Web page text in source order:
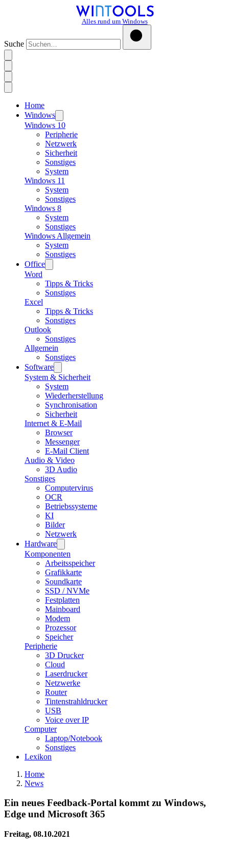
Alles rund um Windows
Suche
Home
Windows
Windows 10
Peripherie
Netzwerk
Sicherheit
Sonstiges
System
Windows 11
System
Sonstiges
Windows 8
System
Sonstiges
Windows Allgemein
System
Sonstiges
Office
Word
Tipps & Tricks
Sonstiges
Excel
Tipps & Tricks
Sonstiges
Outlook
Sonstiges
Allgemein
Sonstiges
Software
System & Sicherheit
System
Wiederherstellung
Synchronisation
Sicherheit
Internet & E-Mail
Browser
Messenger
E-Mail Client
Audio & Video
3D Audio
Sonstiges
Computervirus
OCR
Betriebssysteme
KI
Bilder
Netzwerk
Hardware
Komponenten
Arbeitsspeicher
Grafikkarte
Soundkarte
SSD / NVMe
Festplatten
Mainboard
Modem
Prozessor
Speicher
Peripherie
3D Drucker
Cloud
Laserdrucker
Netzwerke
Router
Tintenstrahldrucker
USB
Voice over IP
Computer
Laptop/Notebook
Sonstiges
Lexikon
Home
News
Ein neues Feedback-Portal kommt zu Windows,
Edge und Microsoft 365
Freitag, 08.10.2021